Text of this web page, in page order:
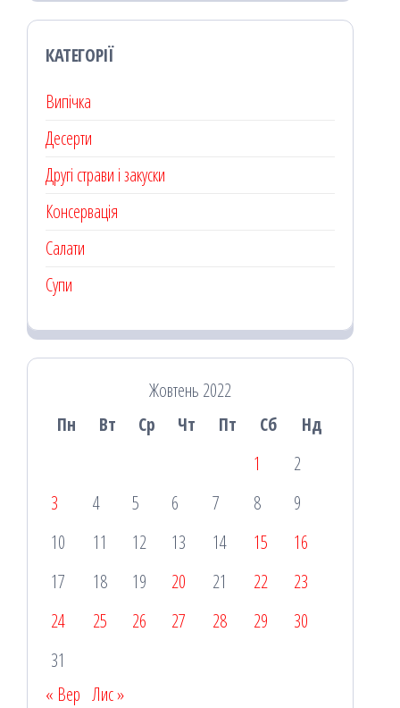
КАТЕГОРІЇ
Випічка
Десерти
Другі страви і закуски
Консервація
Салати
Супи
Жовтень 2022
Пн
Вт Ср Чт Пт Сб
Нд
1
2
3
4 5 6 7 8
9
10
11 12 13 14 15
16
17
18 19 20 21 22
23
24
25 26 27 28 29
30
31
« Вер Лис »